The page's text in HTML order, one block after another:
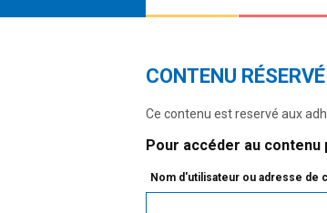
CONTENU
Ce contenu est reservé aux
Pour accéder au
Nom d'utilisateur ou adresse de